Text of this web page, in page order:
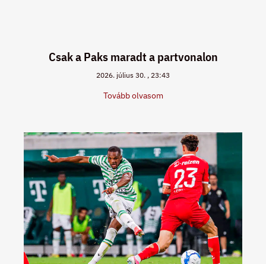
Csak a Paks maradt a partvonalon
2026. július 30. 23:43
Tovább olvasom